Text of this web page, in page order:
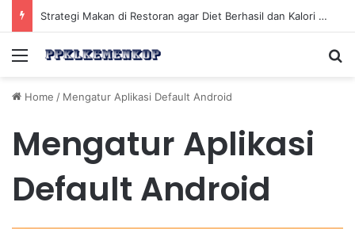
Strategi Makan di Restoran agar Diet Berhasil dan Kalori Tetap Terkontrol
Menu
Home / Mengatur Aplikasi Default Android
Mengatur Aplikasi
Default Android